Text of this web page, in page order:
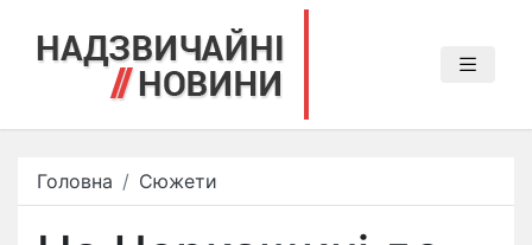
Головна Сюжети